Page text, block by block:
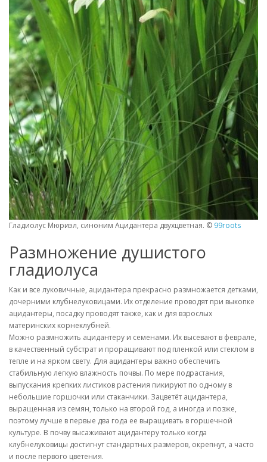
Гладиолус Мюриэл, синоним Ацидантера двухцветная. © 99roots
Размножение душистого
гладиолуса
Как и все луковичные, ацидантера прекрасно размножается детками,
дочерними клубнелуковицами. Их отделение проводят при выкопке
ацидантеры, посадку проводят также, как и для взрослых
материнских корнеклубней.
Можно размножить ацидантеру и семенами. Их высевают в феврале,
в качественный субстрат и проращивают под пленкой или стеклом в
тепле и на ярком свету. Для ацидантеры важно обеспечить
стабильную легкую влажность почвы. По мере подрастания,
выпускания крепких листиков растения пикируют по одному в
небольшие горшочки или стаканчики. Зацветёт ацидантера,
выращенная из семян, только на второй год, а иногда и позже,
поэтому лучше в первые два года ее выращивать в горшечной
культуре. В почву высаживают ацидантеру только когда
клубнелуковицы достигнут стандартных размеров, окрепнут, а часто
и после первого цветения.